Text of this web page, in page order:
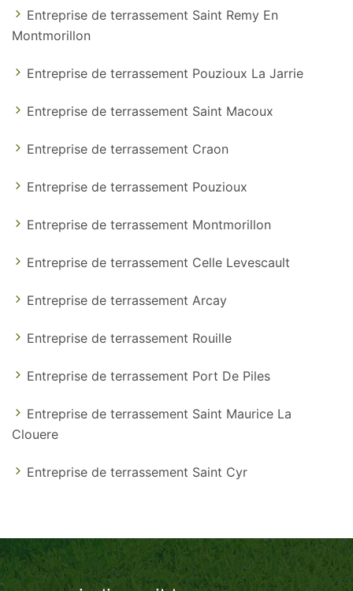
Entreprise de terrassement Saint Remy En
Montmorillon
Entreprise de terrassement Pouzioux La Jarrie
Entreprise de terrassement Saint Macoux
Entreprise de terrassement Craon
Entreprise de terrassement Pouzioux
Entreprise de terrassement Montmorillon
Entreprise de terrassement Celle Levescault
Entreprise de terrassement Arcay
Entreprise de terrassement Rouille
Entreprise de terrassement Port De Piles
Entreprise de terrassement Saint Maurice La
Clouere
Entreprise de terrassement Saint Cyr